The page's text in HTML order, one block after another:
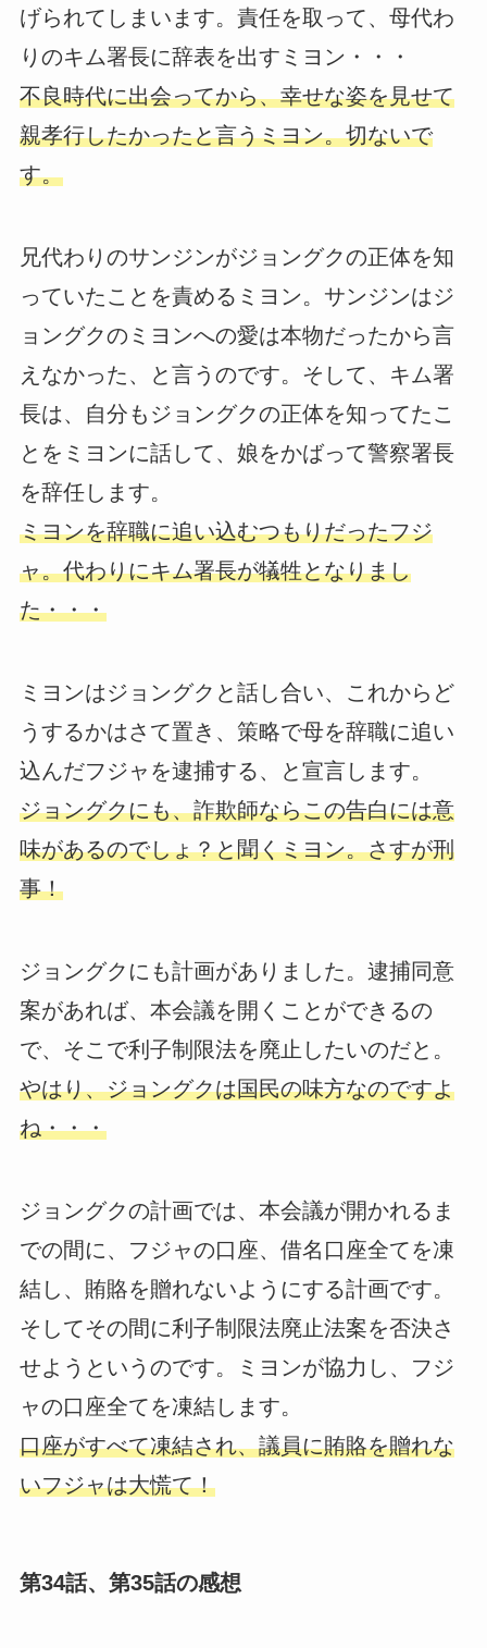
げられてしまいます。責任を取って、母代わ
りのキム署長に辞表を出すミヨン・・・
不良時代に出会ってから、幸せな姿を見せて
親孝行したかったと言うミヨン。切ないで
す。
兄代わりのサンジンがジョングクの正体を知
っていたことを責めるミヨン。サンジンはジ
ョングクのミヨンへの愛は本物だったから言
えなかった、と言うのです。そして、キム署
長は、自分もジョングクの正体を知ってたこ
とをミヨンに話して、娘をかばって警察署長
を辞任します。
ミヨンを辞職に追い込むつもりだったフジ
ャ。代わりにキム署長が犠牲となりまし
た・・・
ミヨンはジョングクと話し合い、これからど
うするかはさて置き、策略で母を辞職に追い
込んだフジャを逮捕する、と宣言します。
ジョングクにも、詐欺師ならこの告白には意
味があるのでしょ？と聞くミヨン。さすが刑
事！
ジョングクにも計画がありました。逮捕同意
案があれば、本会議を開くことができるの
で、そこで利子制限法を廃止したいのだと。
やはり、ジョングクは国民の味方なのですよ
ね・・・
ジョングクの計画では、本会議が開かれるま
での間に、フジャの口座、借名口座全てを凍
結し、賄賂を贈れないようにする計画です。
そしてその間に利子制限法廃止法案を否決さ
せようというのです。ミヨンが協力し、フジ
ャの口座全てを凍結します。
口座がすべて凍結され、議員に賄賂を贈れな
いフジャは大慌て！
第34話、第35話の感想